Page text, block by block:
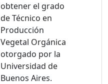
obtener el grado
de Técnico en
Producción
Vegetal Orgánica
otorgado por la
Universidad de
Buenos Aires.